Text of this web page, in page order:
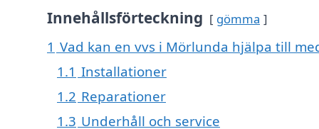
Innehållsförteckning gömma
1 Vad kan en vvs i Mörlunda hjälpa till
1.1 Installationer
1.2 Reparationer
1.3 Underhåll och service